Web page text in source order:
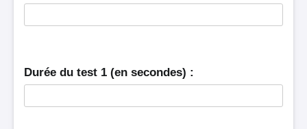
Durée du test 1 (en secondes) :